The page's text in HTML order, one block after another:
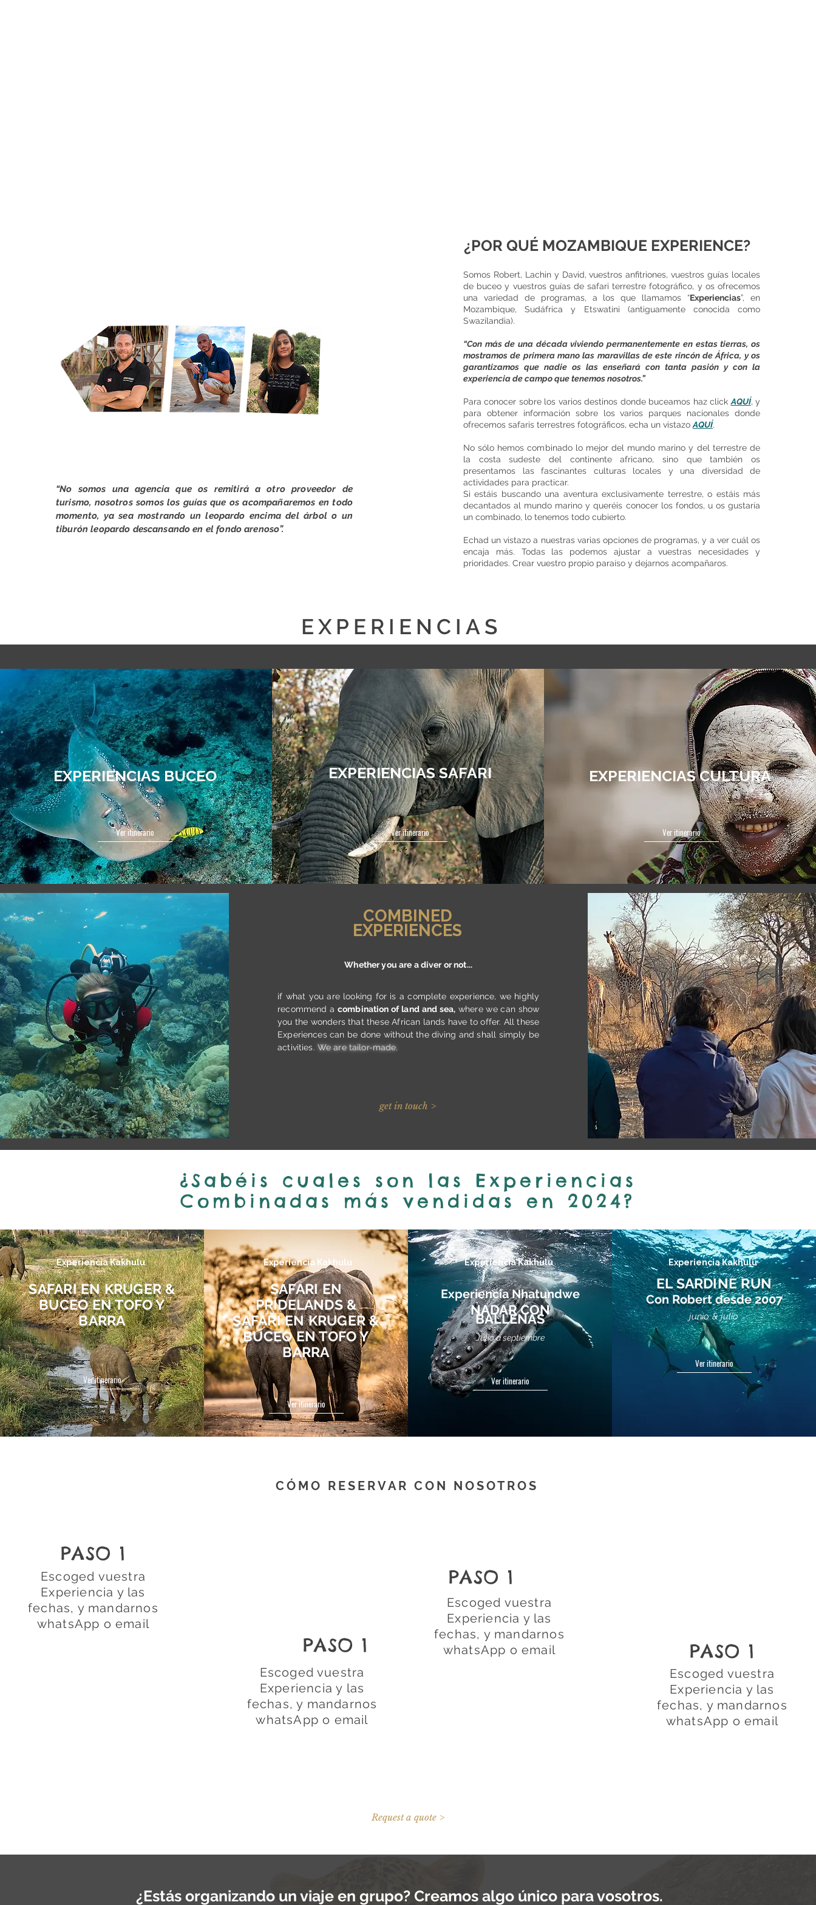
“No somos una agencia que os remitirá a otro proveedor de
turismo, nosotros somos los guías que os acompañaremos en todo
momento, ya sea mostrando un leopardo encima del árbol o un
tiburón leopardo descansando en el fondo arenoso”.
¿POR QUÉ MOZAMBIQUE EXPERIENCE?
Somos Robert, Lachin y David, vuestros anfitriones, vuestros guías locales
de buceo y vuestros guías de safari terrestre fotográfico, y os ofrecemos
una variedad de programas, a los que llamamos “Experiencias”, en
Mozambique, Sudáfrica y Etswatini (antiguamente conocida como
Swazilandia).
“Con más de una década viviendo permanentemente en estas tierras, os
mostramos de primera mano las maravillas de este rincón de África, y os
garantizamos que nadie os las enseñará con tanta pasión y con la
experiencia de campo que tenemos nosotros.”
Para conocer sobre los varios destinos donde buceamos haz click AQUÍ, y
para obtener información sobre los varios parques nacionales donde
ofrecemos safaris terrestres fotográficos, echa un vistazo AQUÍ.
No sólo hemos combinado lo mejor del mundo marino y del terrestre de
la costa sudeste del continente africano, sino que también os
presentamos las fascinantes culturas locales y una diversidad de
actividades para practicar.
Si estáis buscando una aventura exclusivamente terrestre, o estáis más
decantados al mundo marino y queréis conocer los fondos, u os gustaría
un combinado, lo tenemos todo cubierto.
Echad un vistazo a nuestras varias opciones de programas, y a ver cuál os
encaja más. Todas las podemos ajustar a vuestras necesidades y
prioridades. Crear vuestro propio paraíso y dejarnos acompañaros.
EXPERIENCIAS
EXPERIENCIAS BUCEO
Ver itinerario
EXPERIENCIAS SAFARI
Ver itinerario
EXPERIENCIAS CULTURA
Ver itinerario
COMBINED
EXPERIENCES
Whether you are a diver or not...
if what you are looking for is a complete experience, we highly
recommend acombination of land and sea, where we can show
you the wonders that these African lands have to offer. All these
Experiences can be done without the diving and shall simply be
activities. We are tailor-made.
get in touch >
¿Sabéis cuales son las Experiencias
Combina das más vendidas en 2024?
Experiencia Kakhulu
SAFARI EN KRUGER &
BUCEO EN TOFO Y
BARRA
Ver itinerario
Experiencia Kakhulu
SAFARI EN
PRIDELANDS &
SAFARI EN KRUGER &
BUCEO EN TOFO Y
BARRA
Ver itinerario
Experiencia Kakhulu
Experiencia Nhatundwe
NADAR CON
BALLENAS
Julio a septiembre
Ver itinerario
Experiencia Kakhulu
EL SARDINE RUN
Con Robert desde 2007
junio& julio
Ver itinerario
CÓMO RESERVAR CON NOSOTROS
PASO 1
Escoged vuestra
Experiencia y las
fechas, y mandarnos
whatsApp o email
PASO 1
Escoged vuestra
Experiencia y las
fechas, y mandarnos
whatsApp o email
PASO 1
Escoged vuestra
Experiencia y las
fechas, y mandarnos
whatsApp o email
PASO 1
Escoged vuestra
Experiencia y las
fechas, y mandarnos
whatsApp o email
Request a quote >
¿Estás organizando un viaje en grupo? Creamos algo único para vosotros.